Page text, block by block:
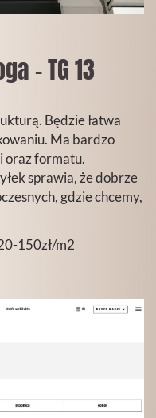
- TG 13
Będzie łatwa
Ma bardzo
oraz formatu.
sprawia, że dobrze
gdzie chcemy,
150zł/m2